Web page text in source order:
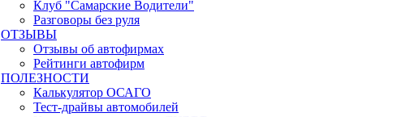
Клуб "Самарские Водители"
Разговоры без руля
ОТЗЫВЫ
Отзывы об автофирмах
Рейтинги автофирм
ПОЛЕЗНОСТИ
Калькулятор ОСАГО
Тест-драйвы автомобилей